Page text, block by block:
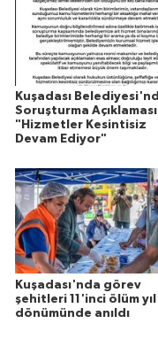
Kuşadası
Soruşturma Açıklaması
"Hizmetler Kesintisiz
Devam Ediyor"
Kuşadası'nda görev
şehitleri 11'inci ölüm yıl
dönümünde anıldı